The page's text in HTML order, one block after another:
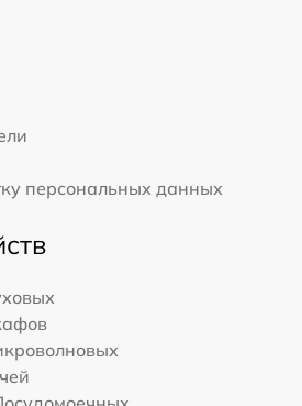
персональных данных